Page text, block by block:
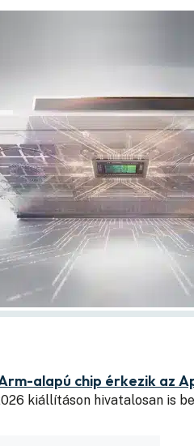
alapú chip érkezik az
kiállításon hivatalosan is